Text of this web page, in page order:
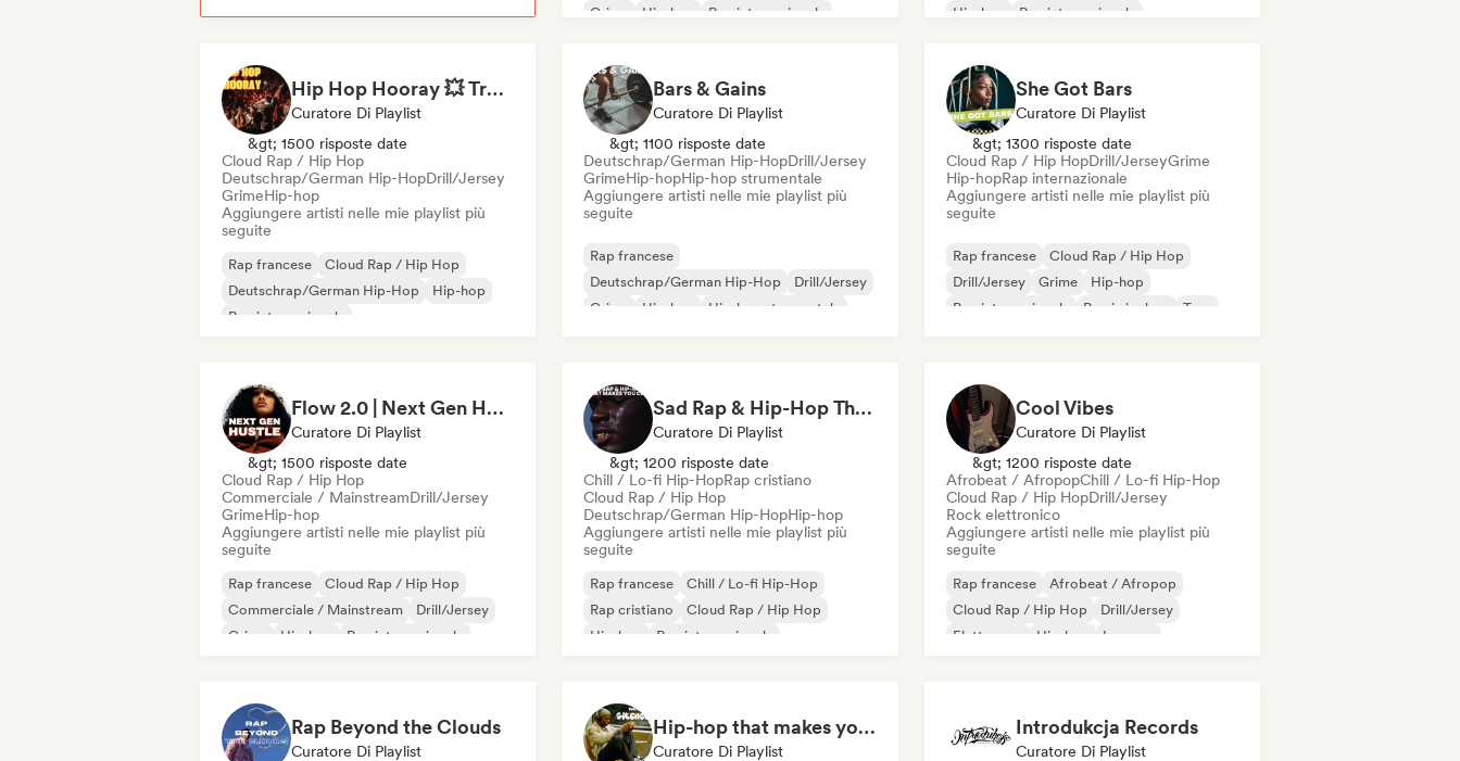
Grime
Hip-hop
Rap internazionale
Hip-hop
Rap internazionale
Rap/Trap Italiano
Hip Hop Hooray 💥 Trap, Hype & Party Rap Bangers
Curatore Di Playlist
&gt; 1500 risposte date
Cloud Rap / Hip Hop
Deutschrap/German Hip-HopDrill/Jersey
GrimeHip-hop
Aggiungere artisti nelle mie playlist più
seguite
Rap francese
Cloud Rap / Hip Hop
Deutschrap/German Hip-Hop
Hip-hop
Rap internazionale
Bars & Gains
Curatore Di Playlist
&gt; 1100 risposte date
Deutschrap/German Hip-HopDrill/Jersey
GrimeHip-hopHip-hop strumentale
Aggiungere artisti nelle mie playlist più
seguite
Rap francese
Deutschrap/German Hip-Hop
Drill/Jersey
Grime
Hip-hop
Hip-hop strumentale
She Got Bars
Curatore Di Playlist
&gt; 1300 risposte date
Cloud Rap / Hip HopDrill/JerseyGrime
Hip-hopRap internazionale
Aggiungere artisti nelle mie playlist più
seguite
Rap francese
Cloud Rap / Hip Hop
Drill/Jersey
Grime
Hip-hop
Rap internazionale
Rap in inglese Trap
Flow 2.0 | Next Gen Hustle
Curatore Di Playlist
&gt; 1500 risposte date
Cloud Rap / Hip Hop
Commerciale / MainstreamDrill/Jersey
GrimeHip-hop
Aggiungere artisti nelle mie playlist più
seguite
Rap francese
Cloud Rap / Hip Hop
Commerciale / Mainstream
Drill/Jersey
Grime
Hip-hop
Rap internazionale
Sad Rap & Hip-Hop That Makes You Cry
Curatore Di Playlist
&gt; 1200 risposte date
Chill / Lo-fi Hip-HopRap cristiano
Cloud Rap / Hip Hop
Deutschrap/German Hip-HopHip-hop
Aggiungere artisti nelle mie playlist più
seguite
Rap francese
Chill / Lo-fi Hip-Hop
Rap cristiano
Cloud Rap / Hip Hop
Hip-hop
Rap internazionale
Cool Vibes
Curatore Di Playlist
&gt; 1200 risposte date
Afrobeat / AfropopChill / Lo-fi Hip-Hop
Cloud Rap / Hip HopDrill/Jersey
Rock elettronico
Aggiungere artisti nelle mie playlist più
seguite
Rap francese
Afrobeat / Afropop
Cloud Rap / Hip Hop
Drill/Jersey
Elettropop
Hip-hop
Iperpop
Rap Beyond the Clouds
Curatore Di Playlist
Hip-hop that makes you nod in silence
Curatore Di Playlist
Introdukcja Records
Curatore Di Playlist